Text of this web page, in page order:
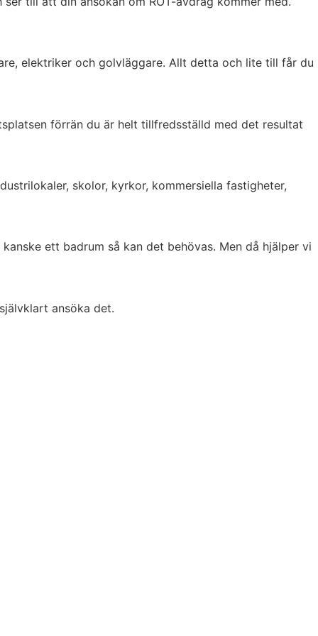
elektriker och golvläggare. Allt detta och lite till får du
förrän du är helt tillfredsställd med det resultat
skolor, kyrkor, kommersiella fastigheter,
ett badrum så kan det behövas. Men då hjälper vi
ansöka det.